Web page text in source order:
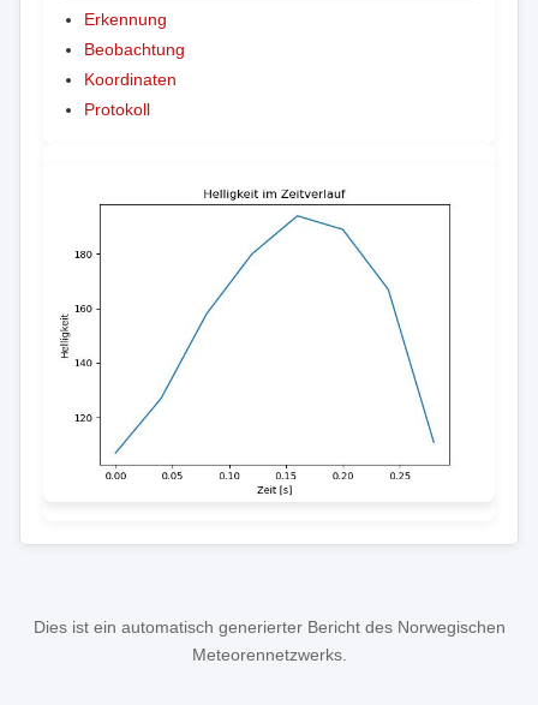
Erkennung
Beobachtung
Koordinaten
Protokoll
Dies ist ein automatisch generierter Bericht des Norwegischen
Meteorennetzwerks.